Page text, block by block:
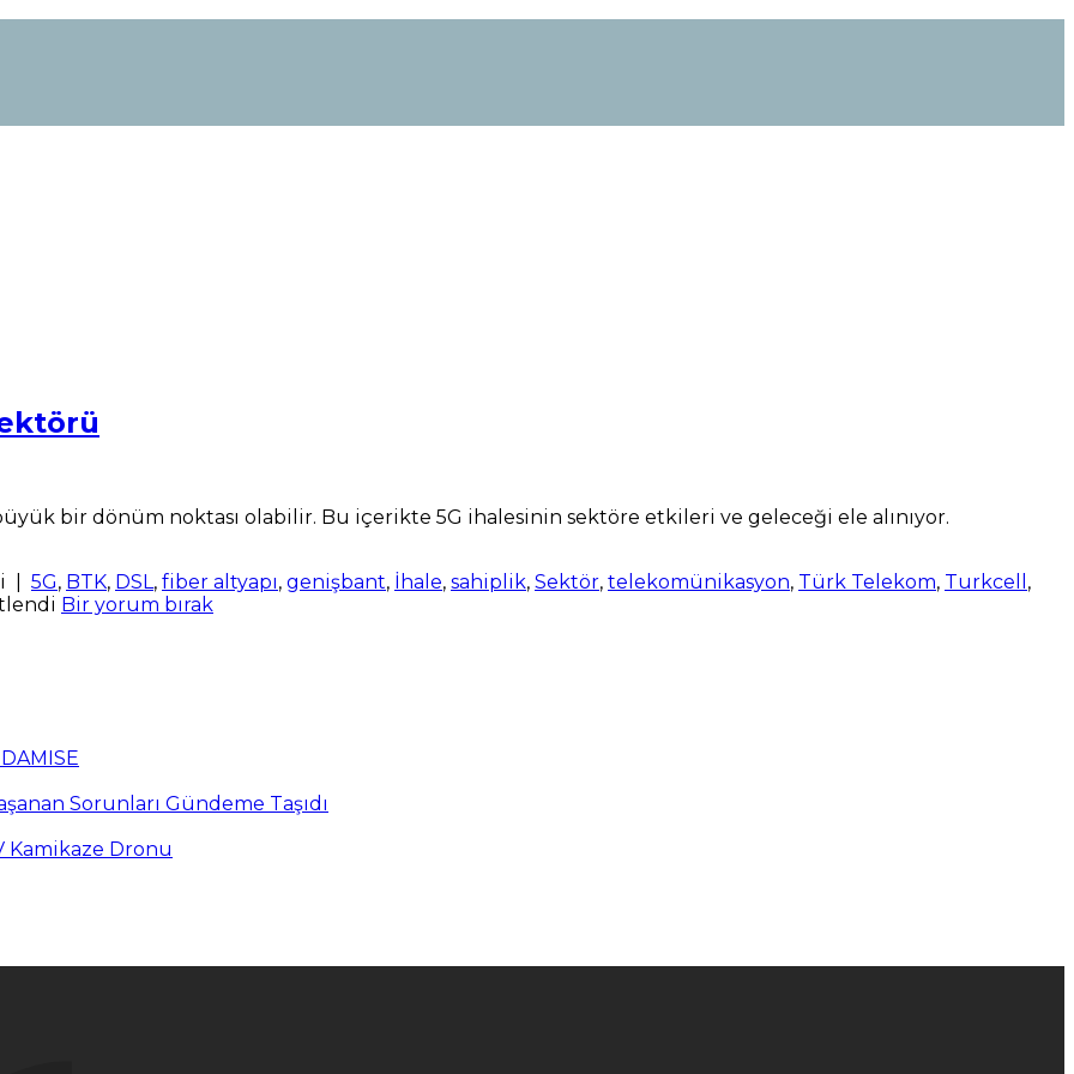
bir dönüm noktası olabilir. Bu içerikte 5G ihalesinin sektöre etkileri ve geleceği ele alınıyor.
5G, BTK, DSL, fiber altyapı, genişbant, İhale, sahiplik, Sektör, telekomünikasyon, Türk Telekom, Turkcell ,
Bir yorum bırak
Sorunları Gündeme Taşıdı
Kamikaze Dronu